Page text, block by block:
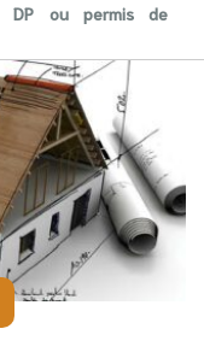
: DP ou permis de